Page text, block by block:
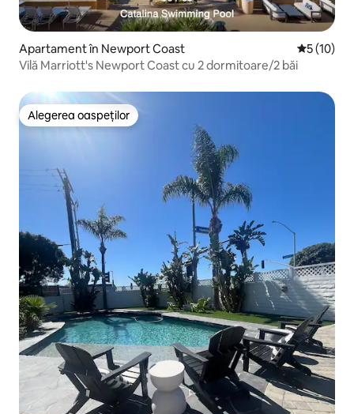
Apartament în Newport Coast Scor
5 (10)
Vilă Marriott's Newport Coast cu 2 dormitoare/2 băi
Alegerea oaspeților
Alegerea oaspeților